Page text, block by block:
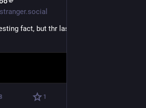
fact, but thr last sentence is the
1